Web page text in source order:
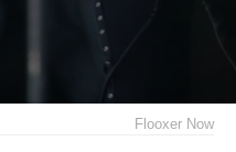
Flooxer Now